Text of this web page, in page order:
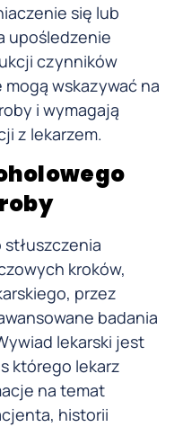
się lub
upośledzenie
czynników
wskazywać na
i wymagają
z lekarzem.
kroków,
przez
badania
lekarski jest
którego lekarz
na temat
historii